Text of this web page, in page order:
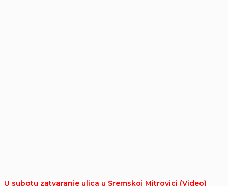
U subotu zatvaranje ulica u Sremskoj Mitrovici (Video)